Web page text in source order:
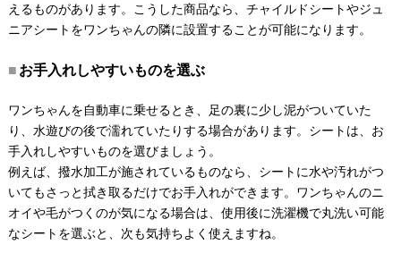
えるものがあります。こうした商品なら、チャイルドシートやジュ
ニアシートをワンちゃんの隣に設置することが可能になります。
お手入れしやすいものを選ぶ
ワンちゃんを自動車に乗せるとき、足の裏に少し泥がついていた
り、水遊びの後で濡れていたりする場合があります。シートは、お
手入れしやすいものを選びましょう。
例えば、撥水加工が施されているものなら、シートに水や汚れがつ
いてもさっと拭き取るだけでお手入れができます。ワンちゃんのニ
オイや毛がつくのが気になる場合は、使用後に洗濯機で丸洗い可能
なシートを選ぶと、次も気持ちよく使えますね。